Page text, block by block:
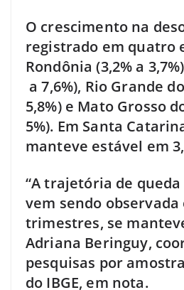
O crescimento na
registrado em quatro
Rondônia (3,2% a
a 7,6%), Rio Grande
5,8%) e Mato Grosso
5%). Em Santa
manteve estável em
“A trajetória de
vem sendo
trimestres, se
Adriana Beringuy,
pesquisas por
do IBGE, em nota.